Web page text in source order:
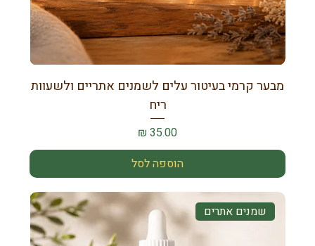
מבער קרמי בעיטור עלים לשמנים אתריים ולשעוות
ריח
מחיר
הוספה לסל
שמנים אתרים